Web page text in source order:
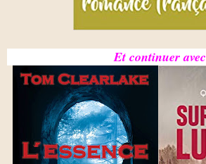
Et continuer avec